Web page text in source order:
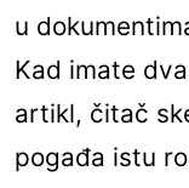
u
Kad imate
artikl, čitač
pogađa istu